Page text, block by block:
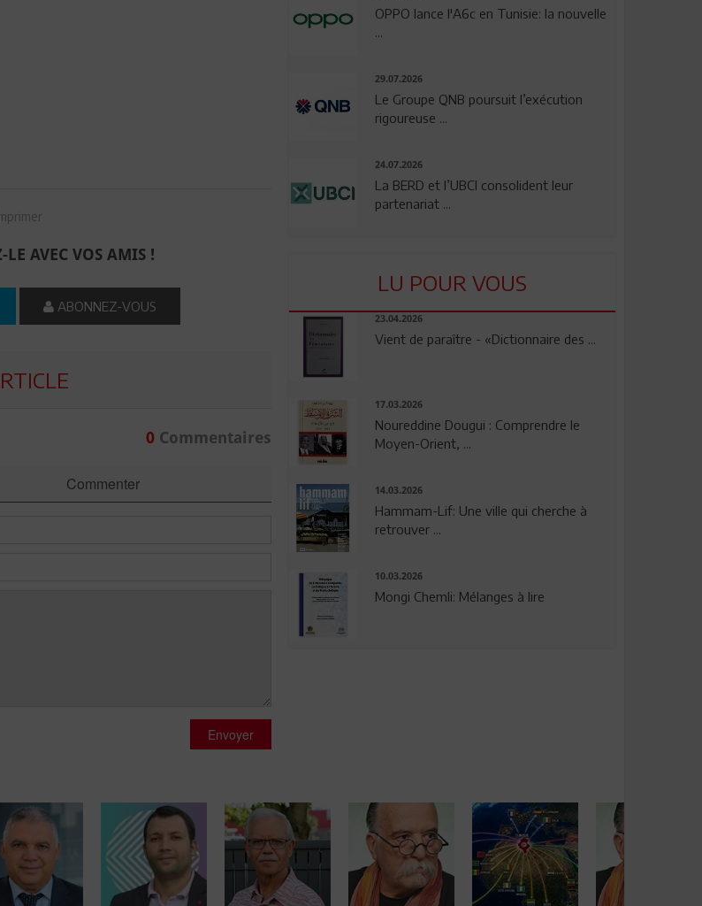
LE AVEC VOS AMIS !
ABONNEZ-VOUS
0Commentaires
Commenter
Envoyer
OPPO lance l'A6c en Tunisie: la nouvelle
29.07.2026
Le Groupe QNB poursuit l’exécution
rigoureuse ...
24.07.2026
La BERD et l’UBCI consolident leur
partenariat ...
LU POUR VOUS
23.04.2026
Vient de paraître - «Dictionnaire des ...
17.03.2026
Noureddine Dougui : Comprendre le
Moyen-Orient, ...
14.03.2026
Hammam-Lif: Une ville qui cherche à
retrouver ...
10.03.2026
Mongi Chemli: Mélanges à lire